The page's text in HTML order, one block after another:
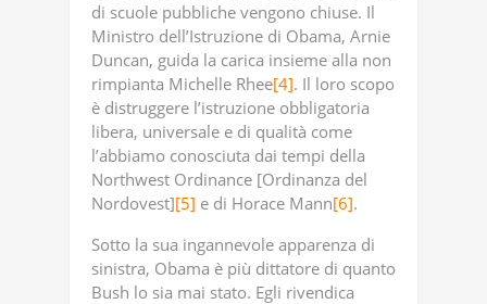
di scuole pubbliche vengono chiuse. Il
Ministro dell’Istruzione di Obama, Arnie
Duncan, guida la carica insieme alla non
rimpianta Michelle Rhee[4]. Il loro scopo
è distruggere l’istruzione obbligatoria
libera, universale e di qualità come
l’abbiamo conosciuta dai tempi della
Northwest Ordinance [Ordinanza del
Nordovest][5] e di Horace Mann[6].
Sotto la sua ingannevole apparenza di
sinistra, Obama è più dittatore di quanto
Bush lo sia mai stato. Egli rivendica